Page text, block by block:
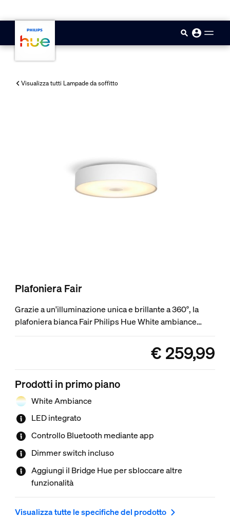
Visualizza tutti Lampade da soffitto
Plafoniera Fair
Grazie a un'illuminazione unica e brillante a 360°, la
plafoniera bianca Fair Philips Hue White ambiance
offre luce bianca da calda a fredda con ricette integrate,
da gestire facilmente con Hue dimmer switch incluso
oppure tramite Bluetooth. Collegala al Bridge Hue per
altre funzioni d'illuminazione connessa.
product.with.€ 259,99
€ 259,99
Prodotti in primo piano
White Ambiance
LED integrato
Controllo Bluetooth mediante app
Dimmer switch incluso
Aggiungi il Bridge Hue per sbloccare altre
funzionalità
Visualizza tutte le specifiche del prodotto